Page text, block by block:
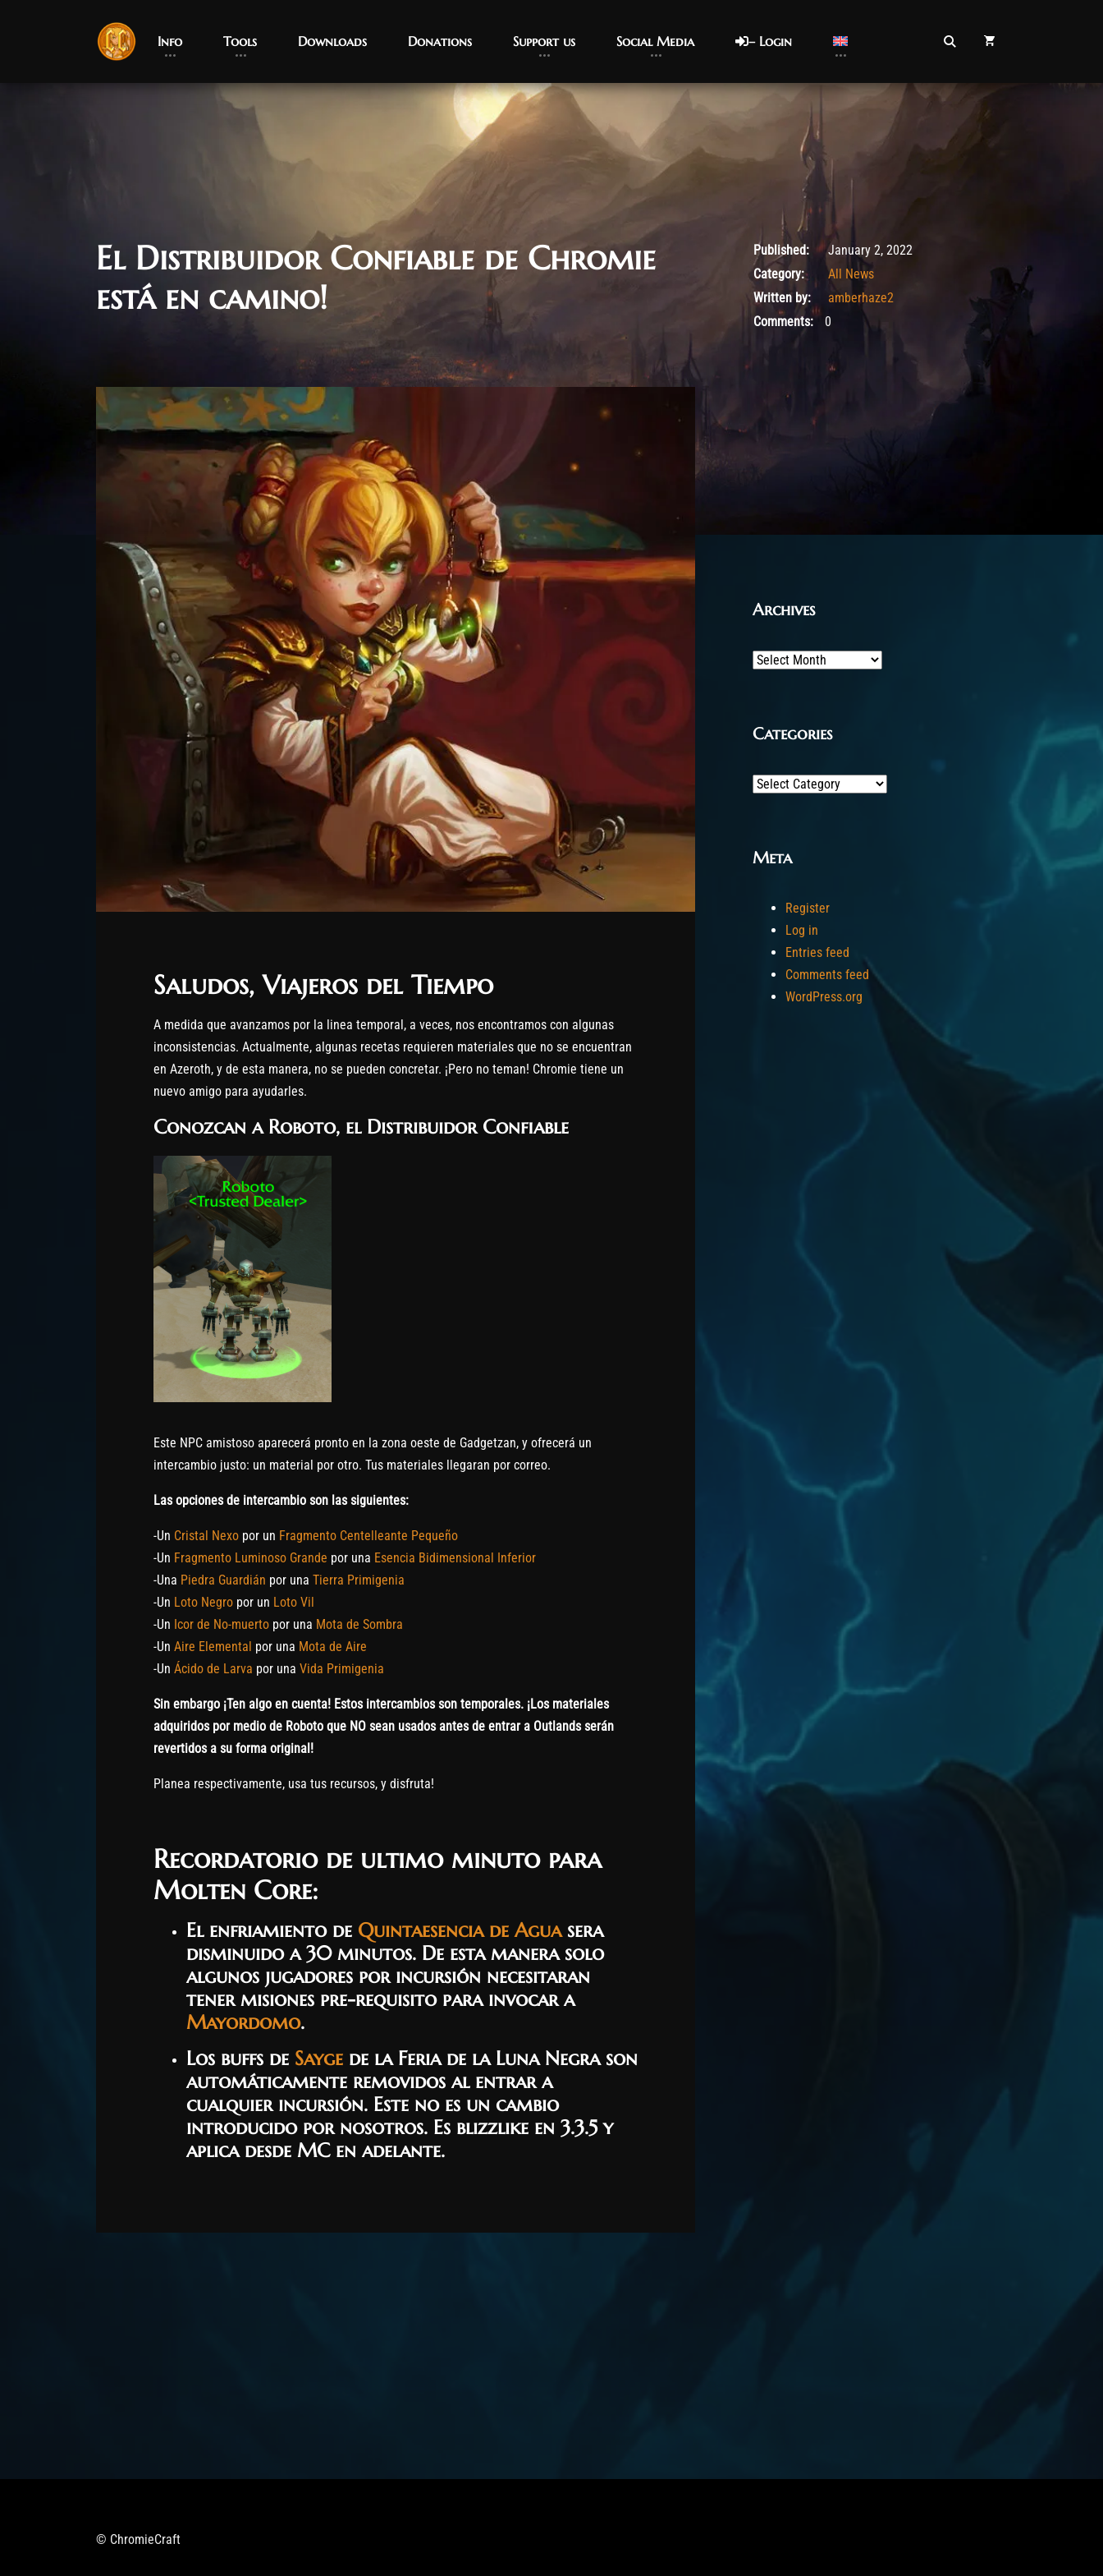
Info Tools Downloads Donations Support us Social Media – Login
El Distribuidor Confiable de Chromie
está en camino!
January 4, 2022
Published: January 2, 2022
Category:
All News
Written by:
amberhaze2
Comments:0
Saludos, Viajeros del Tiempo
A medida que avanzamos por la linea temporal, a veces, nos encontramos con algunas
inconsistencias. Actualmente, algunas recetas requieren materiales que no se encuentran
en Azeroth, y de esta manera, no se pueden concretar. ¡Pero no teman! Chromie tiene un
nuevo amigo para ayudarles.
Conozcan a Roboto, el Distribuidor Confiable
Este NPC amistoso aparecerá pronto en la zona oeste de Gadgetzan, y ofrecerá un
intercambio justo: un material por otro. Tus materiales llegaran por correo.
Las opciones de intercambio son las siguientes:
-Un Cristal Nexo por un Fragmento Centelleante Pequeño
-Un Fragmento Luminoso Grande por una Esencia Bidimensional Inferior
-Una Piedra Guardián por una Tierra Primigenia
-Un Loto Negro por un Loto Vil
-Un Icor de No-muerto por una Mota de Sombra
-Un Aire Elemental por una Mota de Aire
-Un Ácido de Larva por una Vida Primigenia
Sin embargo ¡Ten algo en cuenta! Estos intercambios son temporales. ¡Los materiales
adquiridos por medio de Roboto que NO sean usados antes de entrar a Outlands serán
revertidos a su forma original!
Planea respectivamente, usa tus recursos, y disfruta!
Recordatorio de ultimo minuto para
Molten Core:
El enfriamiento de Quintaesencia de Aguasera
disminuido a 30 minutos. De esta manera solo
algunos jugadores por incursión necesitaran
tener misiones pre-requisito para invocar a
Mayordomo.
Los buffs de Sayge de la Feria de la Luna Negra son
automáticamente removidos al entrar a
cualquier incursión. Este no es un cambio
introducido por nosotros. Es blizzlike en 3.3.5 y
aplica desde MC en adelante.
Archives
Archives
Categories
Categories
Meta
Register
Log in
Entries feed
Comments feed
WordPress.org
© ChromieCraft